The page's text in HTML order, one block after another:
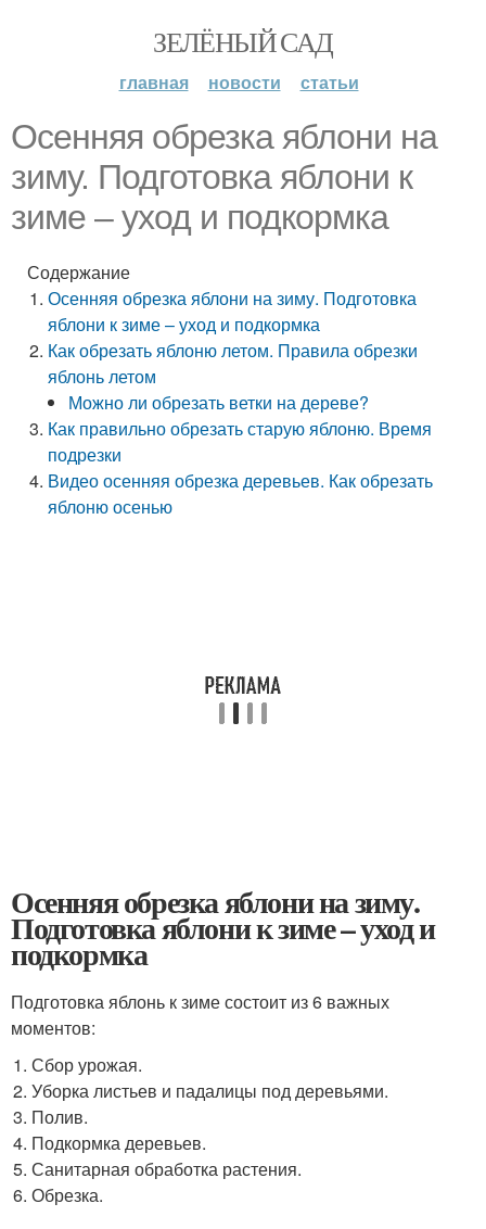
ЗЕЛЁНЫЙ САД
главная новости статьи
Осенняя обрезка яблони на
зиму. Подготовка яблони к
зиме – уход и подкормка
Содержание
Осенняя обрезка яблони на зиму. Подготовка
яблони к зиме – уход и подкормка
Как обрезать яблоню летом. Правила обрезки
яблонь летом
Можно ли обрезать ветки на дереве?
Как правильно обрезать старую яблоню. Время
подрезки
Видео осенняя обрезка деревьев. Как обрезать
яблоню осенью
Осенняя обрезка яблони на зиму.
Подготовка яблони к зиме – уход и
подкормка
Подготовка яблонь к зиме состоит из 6 важных
моментов:
Сбор урожая.
Уборка листьев и падалицы под деревьями.
Полив.
Подкормка деревьев.
Санитарная обработка растения.
Обрезка.